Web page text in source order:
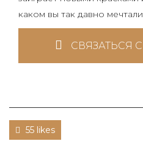
каком вы так давно
СВЯЗАТЬСЯ
55 likes